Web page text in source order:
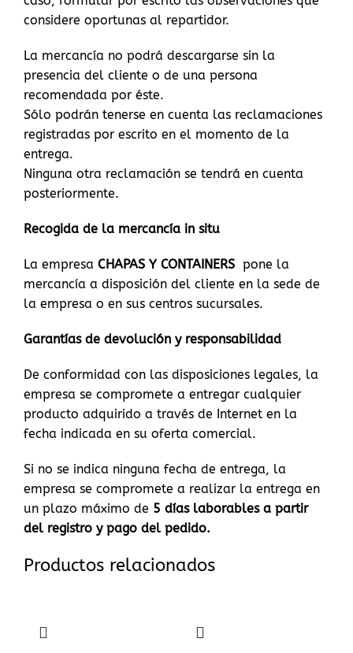
considere oportunas al repartidor.
La mercancía no podrá descargarse sin la
presencia del cliente o de una persona
recomendada por éste.
Sólo podrán tenerse en cuenta las reclamaciones
registradas por escrito en el momento de la
entrega.
Ninguna otra reclamación se tendrá en cuenta
posteriormente.
Recogida de la mercancía in situ
La empresa CHAPAS Y CONTAINERS pone la
mercancía a disposición del cliente en la sede de
la empresa o en sus centros sucursales.
Garantías de devolución y responsabilidad
De conformidad con las disposiciones legales, la
empresa se compromete a entregar cualquier
producto adquirido a través de Internet en la
fecha indicada en su oferta comercial.
Si no se indica ninguna fecha de entrega, la
empresa se compromete a realizar la entrega en
un plazo máximo de 5 días laborables a partir
del registro y pago del pedido.
Productos relacionados